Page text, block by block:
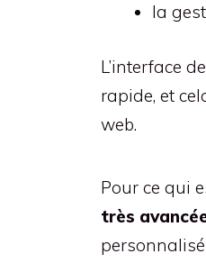
la
L’interface
rapide, et
web.
Pour ce qui
très